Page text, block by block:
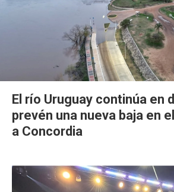
El río Uruguay continúa en
prevén una nueva baja en
a Concordia